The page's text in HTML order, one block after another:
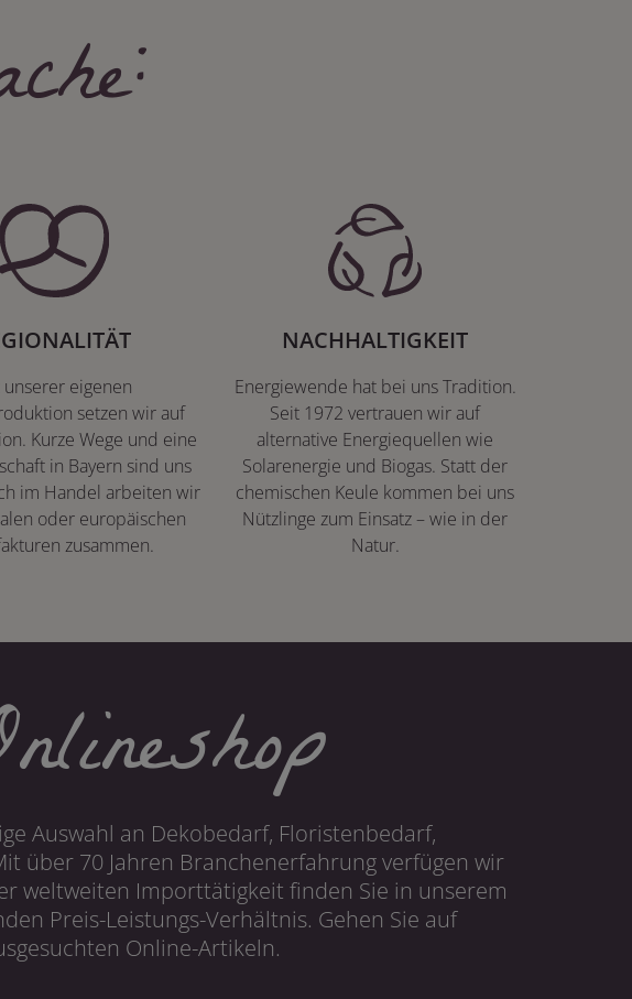
eigenen
setzen wir auf
Kurze Wege und eine
in Bayern sind uns
im Handel arbeiten wir
oder europäischen
zusammen.
NACHHALTIGKEIT
Energiewende hat bei uns Tradition.
Seit 1972 vertrauen wir auf
alternative Energiequellen wie
Solarenergie und Biogas. Statt der
chemischen Keule kommen bei uns
Nützlinge zum Einsatz – wie in der
Natur.
Auswahl an Dekobedarf, Floristenbedarf,
über 70 Jahren Branchenerfahrung verfügen wir
weltweiten Importtätigkeit finden Sie in unserem
Preis-Leistungs-Verhältnis. Gehen Sie auf
Online-Artikeln.